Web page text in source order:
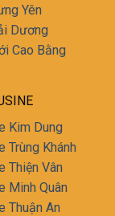
Yên
Dương
Cao Bằng
Kim Dung
Trùng Khánh
Thiện Vân
Minh Quân
Thuận An